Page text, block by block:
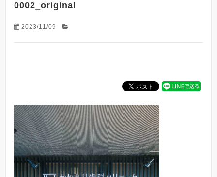
0002_original
2023/11/09